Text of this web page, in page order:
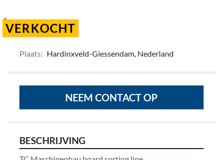
VERKOCHT
Plaats: Hardinxveld-Giessendam, Nederland
NEEM CONTACT OP
BESCHRIJVING